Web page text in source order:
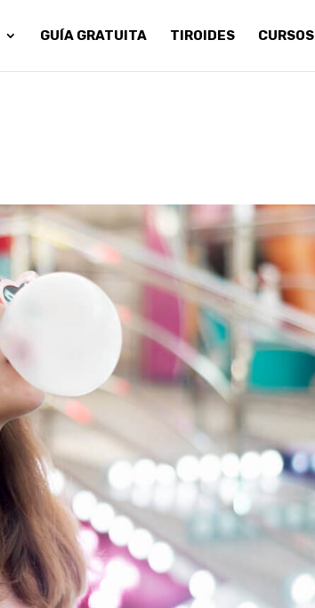
GUÍA GRATUITA TIROIDES CURSOS